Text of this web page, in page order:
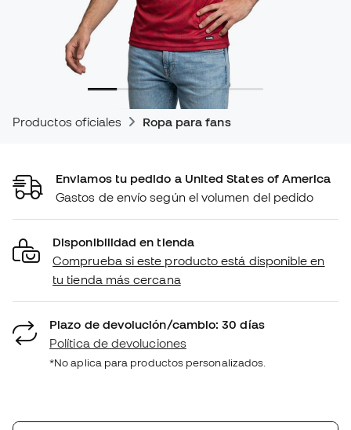
Productos oficiales Ropa para fans
Enviamos tu pedido a United States of America
Gastos de envío según el volumen del pedido
Disponibilidad en tienda
Comprueba si este producto está disponible en
tu tienda más cercana
Plazo de devolución/cambio: 30 días
Política de devoluciones
*No aplica para productos personalizados.